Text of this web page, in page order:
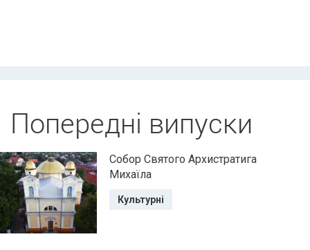
Попередні випуски
Собор Святого Архистратига
Михаїла
Культурні